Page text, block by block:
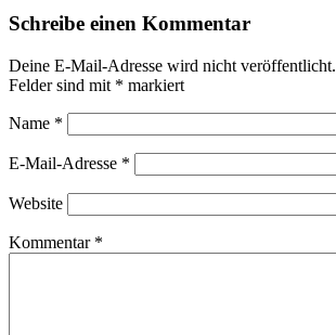
Schreibe einen Kommentar
Deine E-Mail-Adresse wird nicht veröffentlicht.
Felder sind mit * markiert
Name *
E-Mail-Adresse *
Website
Kommentar *